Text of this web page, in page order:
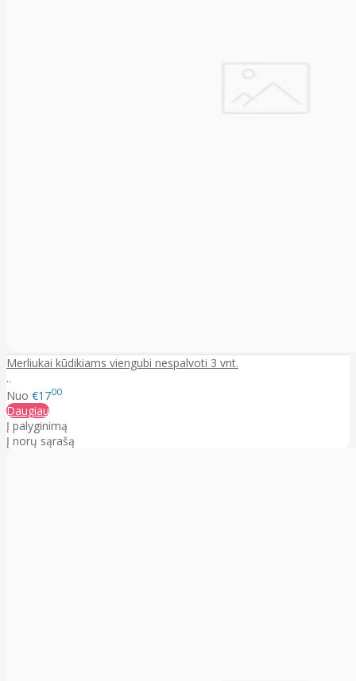
Merliukai kūdikiams viengubi nespalvoti 3 vnt.
..
Nuo €1700
Daugiau
Į palyginimą
Į norų sąrašą